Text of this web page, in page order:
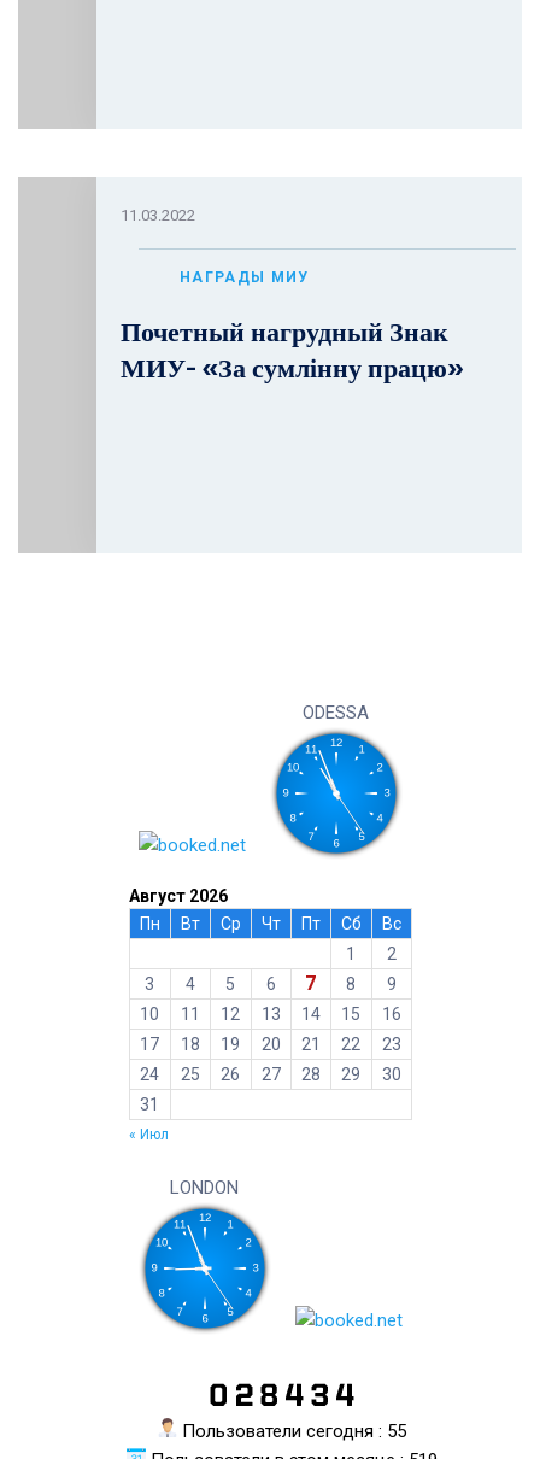
11.03.2022
НАГРАДЫ МИУ
Почетный нагрудный Знак
МИУ- «За сумлінну працю»
ODESSA
Август 2026
Пн
Вт Ср Чт Пт Сб
Вс
1
2
3
4 5 6 7 8
9
10
11 12 13 14 15
16
17
18 19 20 21 22
23
24
25 26 27 28 29
30
31
« Июл
LONDON
Пользователи сегодня : 55